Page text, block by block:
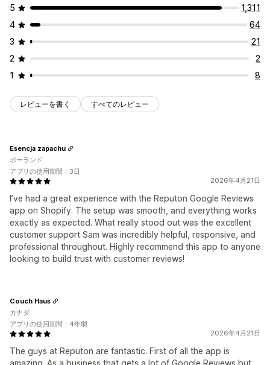
5
1,311
4
64
3
21
2
2
1
8
レビューを書く すべてのレビュー
2026年4月21日
I’ve had a great experience with the Reputon Google Reviews
app on Shopify. The setup was smooth, and everything works
exactly as expected. What really stood out was the excellent
customer support Sam was incredibly helpful, responsive, and
professional throughout. Highly recommend this app to anyone
looking to build trust with customer reviews!
Esencja zapachu
ポーランド
アプリの使用期間：3日
2026年4月21日
The guys at Reputon are fantastic. First of all the app is
Couch Haus
カナダ
アプリの使用期間：4年弱